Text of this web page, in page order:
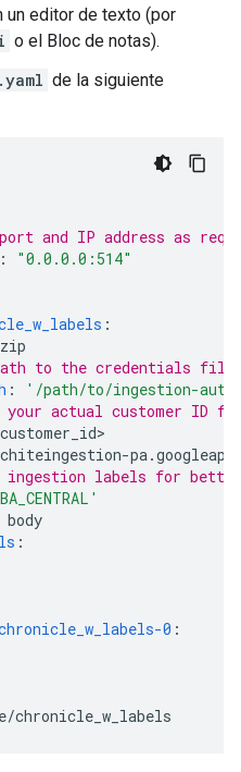
un editor de texto (por
o el Bloc de notas).
de la siguiente
and IP address as
: "0.0.0.0:514"
:
to the credentials file
:
'/path/to/ingestion-
your actual customer ID
customer_id
ingestion labels for
body
:
0 :
chronicle_w_labels